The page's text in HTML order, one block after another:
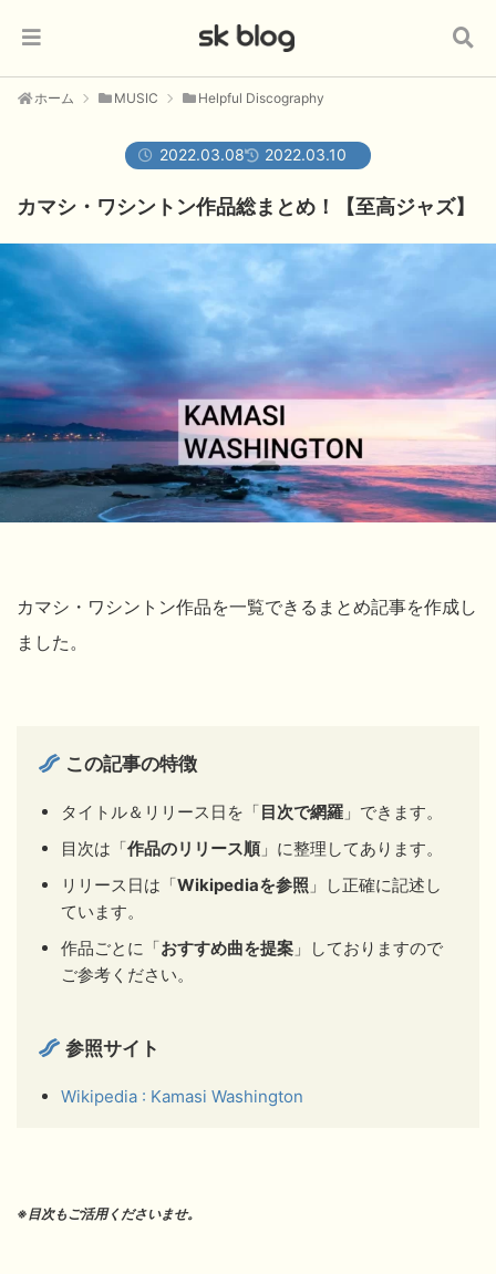
ホーム MUSIC Helpful Discography
2022.03.08 2022.03.10
カマシ・ワシントン作品総まとめ！【至高ジャズ】
カマシ・ワシントン作品を一覧できるまとめ記事を作成し
ました。
この記事の特徴
タイトル＆リリース日を「目次で網羅 」できます。
目次は「作品のリリース順」に整理してあります。
リリース日は「Wikipediaを参照 」し正確に記述し
ています。
作品ごとに「おすすめ曲を提案 」しておりますので
ご参考ください。
参照サイト
Wikipedia : Kamasi Washington
※目次もご活用くださいませ。